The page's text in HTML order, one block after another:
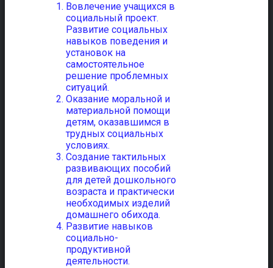
Вовлечение учащихся в
социальный проект.
Развитие социальных
навыков поведения и
установок на
самостоятельное
решение проблемных
ситуаций.
Оказание моральной и
материальной помощи
детям, оказавшимся в
трудных социальных
условиях.
Создание тактильных
развивающих пособий
для детей дошкольного
возраста и практически
необходимых изделий
домашнего обихода.
Развитие навыков
социально-
продуктивной
деятельности.